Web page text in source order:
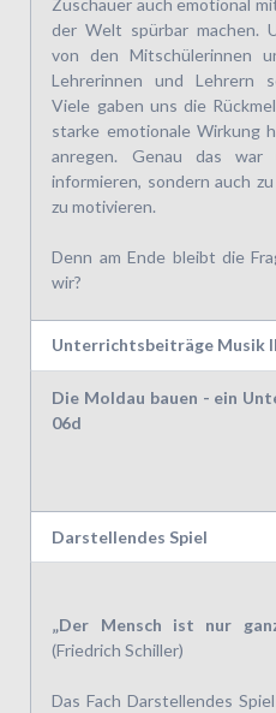
der Welt spürbar machen.
von den Mitschülerinnen
Lehrerinnen und Lehrern
Viele gaben uns die
starke emotionale Wirkung
anregen. Genau das
informieren, sondern auch
zu motivieren.
Denn am Ende bleibt die
wir?
Unterrichtsbeiträge Musik II
Die Moldau bauen - ein
06d
Darstellendes Spiel
„Der Mensch ist nur
(Friedrich Schiller)
Das Fach Darstellendes